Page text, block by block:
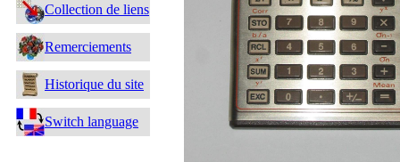
Collection de liens
Remerciements
Historique du site
Switch language